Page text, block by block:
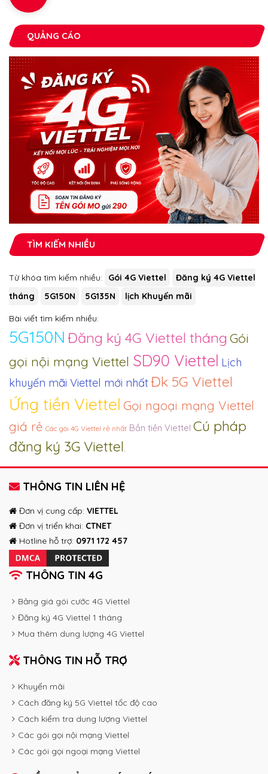
QUẢNG CÁO
TÌM KIẾM NHIỀU
Từ khóa tìm kiếm nhiều: Gói 4G Viettel
Đăng ký 4G Viettel
tháng
5G150N 5G135N lịch Khuyến mãi
Bài viết tìm kiếm nhiều:
5G150N Đăng ký 4G Viettel tháng Gói
gọi nội mạng Viettel SD90 Viettel Lịch
khuyến mãi Viettel mới nhấtĐk 5G Viettel
Ứng tiền Viettel Gọi ngoại mạng Viettel
giá rẻ Các gói 4G Viettel rẻ nhất Bắn tiền Viettel Cú pháp
đăng ký 3G Viettel.
THÔNG TIN LIÊN HỆ
Đơn vị cung cấp: VIETTEL
Đơn vị triển khai: CTNET
Hotline hỗ trợ: 0971 172 457
THÔNG TIN 4G
Bảng giá gói cước 4G Viettel
Đăng ký 4G Viettel 1 tháng
Mua thêm dung lượng 4G Viettel
THÔNG TIN HỖ TRỢ
Khuyến mãi
Cách đăng ký 5G Viettel tốc độ cao
Cách kiểm tra dung lượng Viettel
Các gói gọi nội mạng Viettel
Các gói gọi ngoại mạng Viettel